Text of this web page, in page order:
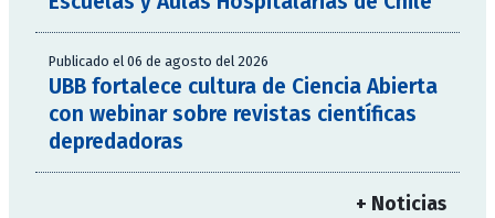
Publicado el 06 de agosto del 2026
UBB fortalece cultura de Ciencia Abierta
con webinar sobre revistas científicas
depredadoras
+ Noticias